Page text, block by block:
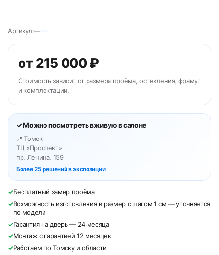
Артикул:—
от 215 000 ₽
Стоимость зависит от размера проёма, остекления, фрамуг
и комплектации.
✓ Можно посмотреть вживую в салоне
📍 Томск
ТЦ «Проспект»
пр. Ленина, 159
Более 25 решений в экспозиции
✓Бесплатный замер проёма
✓Возможность изготовления в размер с шагом 1 см — уточняется
по модели
✓Гарантия на дверь — 24 месяца
✓Монтаж с гарантией 12 месяцев
✓Работаем по Томску и области